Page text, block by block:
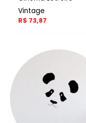
Vintage
R$ 73,87